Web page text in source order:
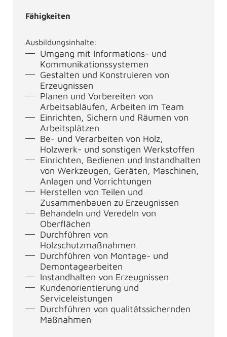
Fähigkeiten
Ausbildungsinhalte:
Umgang mit Informations- und
Kommunikationssystemen
Gestalten und Konstruieren von
Erzeugnissen
Planen und Vorbereiten von
Arbeitsabläufen, Arbeiten im Team
Einrichten, Sichern und Räumen von
Arbeitsplätzen
Be- und Verarbeiten von Holz,
Holzwerk- und sonstigen Werkstoffen
Einrichten, Bedienen und Instandhalten
von Werkzeugen, Geräten, Maschinen,
Anlagen und Vorrichtungen
Herstellen von Teilen und
Zusammenbauen zu Erzeugnissen
Behandeln und Veredeln von
Oberflächen
Durchführen von
Holzschutzmaßnahmen
Durchführen von Montage- und
Demontagearbeiten
Instandhalten von Erzeugnissen
Kundenorientierung und
Serviceleistungen
Durchführen von qualitätssichernden
Maßnahmen